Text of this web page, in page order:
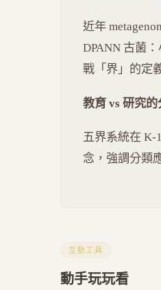
近年
DPANN 古菌
戰「界」的定
教育 vs 研究的
五界系統在 K-
念，強調分類
互動工具
動手玩玩看